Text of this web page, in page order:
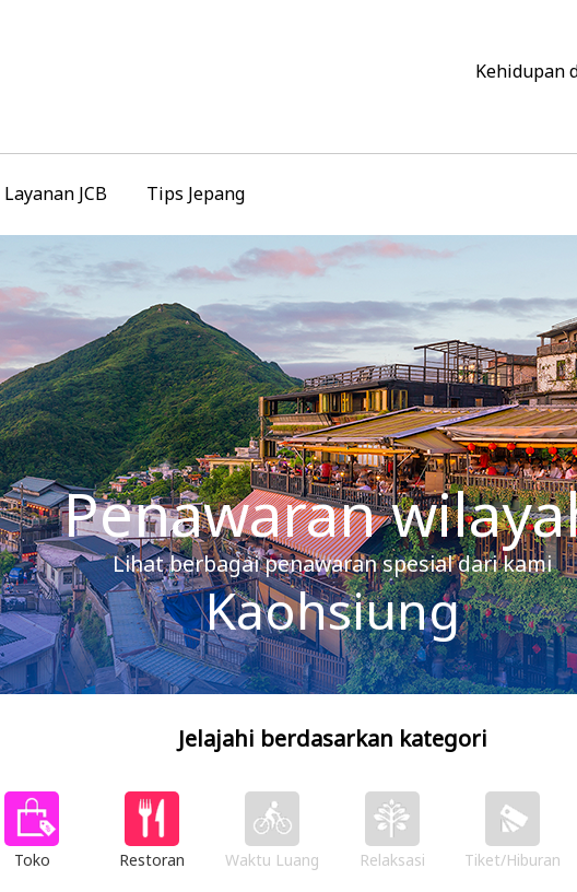
Kehidupan
Layanan JCB Tips Jepang
Penawaran
Lihat berbagai penawaran spesial dari kami
Kaohsiung
Jelajahi berdasarkan kategori
Toko Restoran Waktu Luang Relaksasi Tiket/Hiburan